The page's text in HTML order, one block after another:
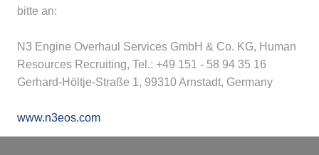
bitte an:
N3 Engine Overhaul Services GmbH & Co. KG, Human
Resources Recruiting, Tel.: +49 151 - 58 94 35 16
Gerhard-Höltje-Straße 1, 99310 Arnstadt, Germany
www.n3eos.com